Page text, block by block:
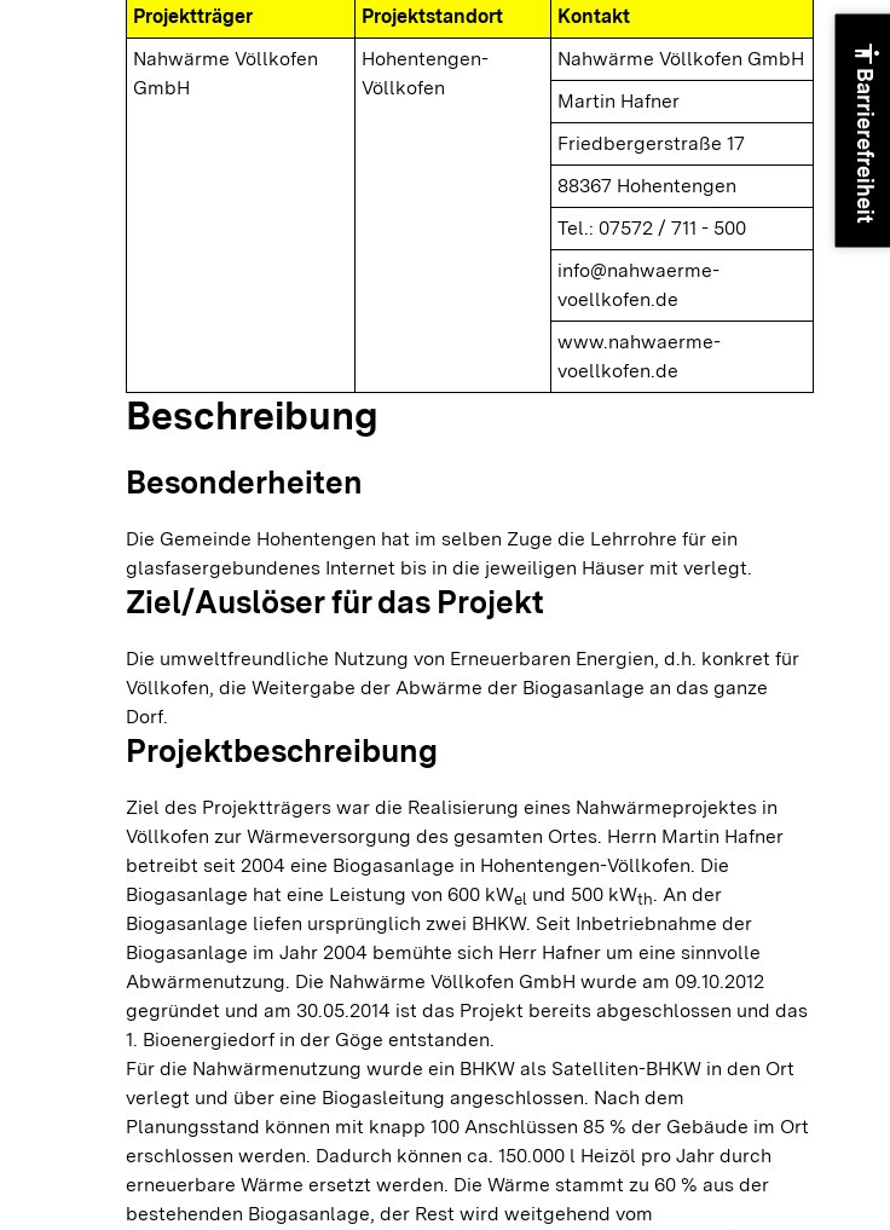
Projektträger Projektstandort
Kontakt
Nahwärme Völlkofen
GmbH
Hohentengen-
Völlkofen
Nahwärme Völlkofen GmbH
Martin Hafner
Friedbergerstraße 17
88367 Hohentengen
Tel.: 07572 / 711 - 500
info@nahwaerme-
voellkofen.de
www.nahwaerme-
voellkofen.de
Beschreibung
Besonderheiten
Die Gemeinde Hohentengen hat im selben Zuge die Lehrrohre für ein
glasfasergebundenes Internet bis in die jeweiligen Häuser mit verlegt.
Ziel/Auslöser für das Projekt
Die umweltfreundliche Nutzung von Erneuerbaren Energien, d.h. konkret für
Völlkofen, die Weitergabe der Abwärme der Biogasanlage an das ganze
Dorf.
Projektbeschreibung
Ziel des Projektträgers war die Realisierung eines Nahwärmeprojektes in
Völlkofen zur Wärmeversorgung des gesamten Ortes. Herrn Martin Hafner
betreibt seit 2004 eine Biogasanlage in Hohentengen-Völlkofen. Die
Biogasanlage hat eine Leistung von 600 kWel und 500 kWth. An der
Biogasanlage liefen ursprünglich zwei BHKW. Seit Inbetriebnahme der
Biogasanlage im Jahr 2004 bemühte sich Herr Hafner um eine sinnvolle
Abwärmenutzung. Die Nahwärme Völlkofen GmbH wurde am 09.10.2012
gegründet und am 30.05.2014 ist das Projekt bereits abgeschlossen und das
1. Bioenergiedorf in der Göge entstanden.
Für die Nahwärmenutzung wurde ein BHKW als Satelliten-BHKW in den Ort
verlegt und über eine Biogasleitung angeschlossen. Nach dem
Planungsstand können mit knapp 100 Anschlüssen 85 % der Gebäude im Ort
erschlossen werden. Dadurch können ca. 150.000 l Heizöl pro Jahr durch
erneuerbare Wärme ersetzt werden. Die Wärme stammt zu 60 % aus der
bestehenden Biogasanlage, der Rest wird weitgehend vom
accessibility
Barrierefreiheit